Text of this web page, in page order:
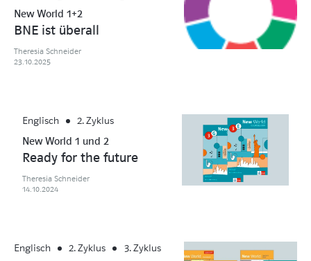
New World 1+2
BNE ist überall
Theresia Schneider
23.10.2025
Englisch 2. Zyklus
New World 1 und 2
Ready for the future
Theresia Schneider
14.10.2024
Englisch 2. Zyklus 3. Zyklus